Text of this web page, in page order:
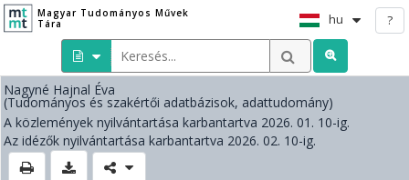
Magyar Tudományos Művek
Tára
hu ?
Nagyné Hajnal Éva
(Tudományos és szakértői adatbázisok, adattudomány)
A közlemények nyilvántartása karbantartva 2026. 01. 10-ig.
Az idézők nyilvántartása karbantartva 2026. 02. 10-ig.